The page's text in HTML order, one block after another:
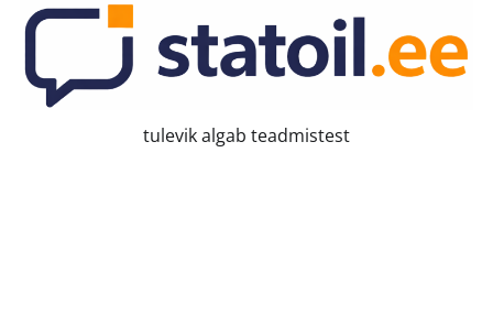
Skip
content
tulevik algab teadmistest